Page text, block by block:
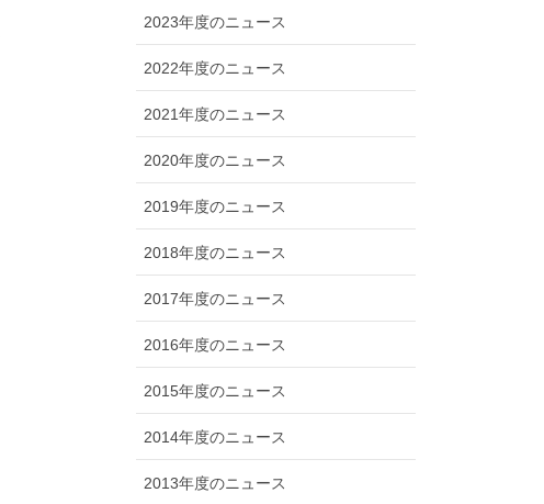
2023年度のニュース
2022年度のニュース
2021年度のニュース
2020年度のニュース
2019年度のニュース
2018年度のニュース
2017年度のニュース
2016年度のニュース
2015年度のニュース
2014年度のニュース
2013年度のニュース